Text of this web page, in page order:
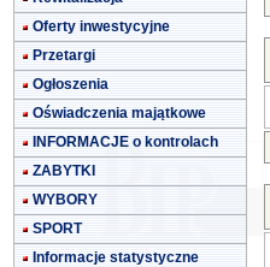
Oferty inwestycyjne
Przetargi
Ogłoszenia
Oświadczenia majątkowe
INFORMACJE o kontrolach
ZABYTKI
WYBORY
SPORT
Informacje statystyczne